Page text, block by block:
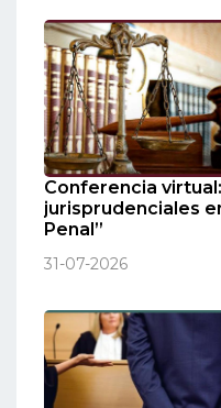
Conferencia
jurisprudenciales
Penal”
31-07-2026